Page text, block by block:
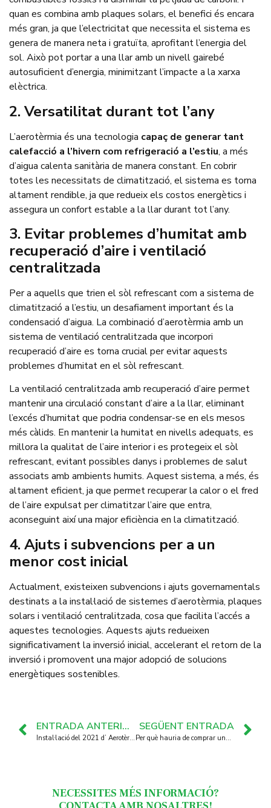
quan es combina amb plaques solars, el benefici és encara
més gran, ja que l’electricitat que necessita el sistema es
genera de manera neta i gratuïta, aprofitant l’energia del
sol. Això pot portar a una llar amb un nivell gairebé
autosuficient d’energia, minimitzant l’impacte a la xarxa
elèctrica.
2.⁠ ⁠Versatilitat durant tot l’any
L’aerotèrmia és una tecnologia capaç de generar tant
calefacció a l’hivern com refrigeració a l’estiu, a més
d’aigua calenta sanitària de manera constant. En cobrir
totes les necessitats de climatització, el sistema es torna
altament rendible, ja que redueix els costos energètics i
assegura un confort estable a la llar durant tot l’any.
3.⁠ ⁠Evitar problemes d’humitat amb
recuperació d’aire i ventilació
centralitzada
Per a aquells que trien el sòl refrescant com a sistema de
climatització a l’estiu, un desafiament important és la
condensació d’aigua. La combinació d’aerotèrmia amb un
sistema de ventilació centralitzada que incorpori
recuperació d’aire es torna crucial per evitar aquests
problemes d’humitat en el sòl refrescant.
La ventilació centralitzada amb recuperació d’aire permet
mantenir una circulació constant d’aire a la llar, eliminant
l’excés d’humitat que podria condensar-se en els mesos
més càlids. En mantenir la humitat en nivells adequats, es
millora la qualitat de l’aire interior i es protegeix el sòl
refrescant, evitant possibles danys i problemes de salut
associats amb ambients humits. Aquest sistema, a més, és
altament eficient, ja que permet recuperar la calor o el fred
de l’aire expulsat per climatitzar l’aire que entra,
aconseguint així una major eficiència en la climatització.
4.⁠ ⁠Ajuts i subvencions per a un
menor cost inicial
Actualment, existeixen subvencions i ajuts governamentals
destinats a la instal·lació de sistemes d’aerotèrmia, plaques
solars i ventilació centralitzada, cosa que facilita l’accés a
aquestes tecnologies. Aquests ajuts redueixen
significativament la inversió inicial, accelerant el retorn de la
inversió i promovent una major adopció de solucions
energètiques sostenibles.
ENTRADA ANTERIOR
Instal·lació del 2021 d’ Aerotèrmia i Terra Radiant/Refrescant a Sant Llorenç d’Hortons
SEGÜENT ENTRADA
Per què hauria de comprar una hidroestufa de pellets?
NECESSITES MÉS INFORMACIÓ?